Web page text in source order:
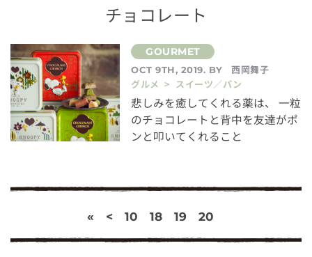
チョコレート
OCT 9TH, 2019. BY
西岡舞子
グルメ > スイーツ／パン
悲しみを癒してくれる薬は、 一粒
のチョコレートと背中を友達がポ
ンと叩いてくれること
« < 10 18 19 20